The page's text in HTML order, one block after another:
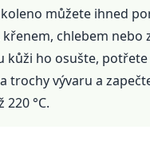
můžete ihned
chlebem nebo
kůži ho osušte, potřete
trochy vývaru a
220 °C.